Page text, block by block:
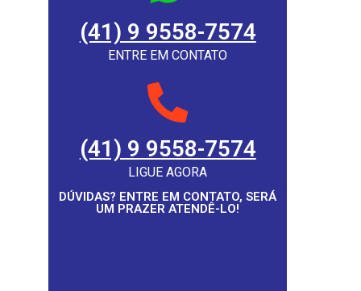
(41) 9 9558-7574
ENTRE EM CONTATO
(41) 9 9558-7574
LIGUE AGORA
DÚVIDAS? ENTRE EM CONTATO, SERÁ
UM PRAZER ATENDÊ-LO!